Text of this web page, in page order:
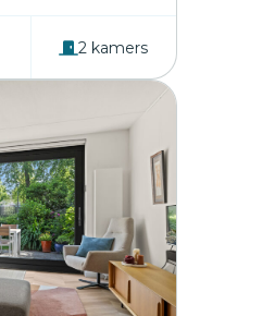
2 kamers